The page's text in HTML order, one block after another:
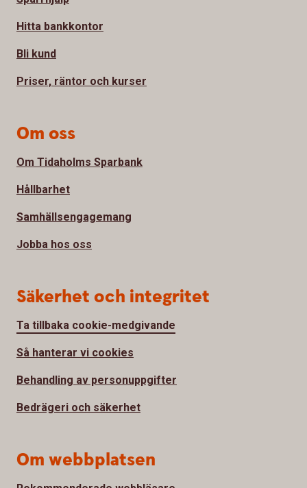
Hitta bankkontor
Bli kund
Priser, räntor och kurser
Om oss
Om Tidaholms Sparbank
Hållbarhet
Samhällsengagemang
Jobba hos oss
Säkerhet och integritet
Ta tillbaka cookie-medgivande
Så hanterar vi cookies
Behandling av personuppgifter
Bedrägeri och säkerhet
Om webbplatsen